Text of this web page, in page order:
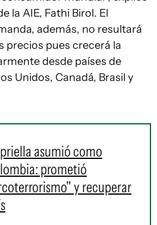
la AIE, Fathi Birol. El
además, no resultará
precios pues crecerá la
desde países de
Unidos, Canadá, Brasil y
asumió como
prometió
y recuperar